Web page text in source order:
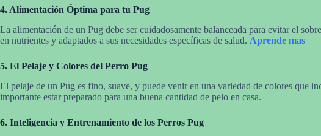
4. Alimentación Óptima para tu Pug
La alimentación de un Pug debe ser cuidadosamente balanceada para evitar el
en nutrientes y adaptados a sus necesidades específicas de salud. Aprende mas
5. El Pelaje y Colores del Perro Pug
El pelaje de un Pug es fino, suave, y puede venir en una variedad de colores que
importante estar preparado para una buena cantidad de pelo en casa.
6. Inteligencia y Entrenamiento de los Perros Pug